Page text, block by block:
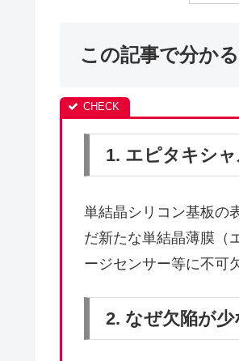
この記事で分か
1. エピタキシ
単結晶シリコン基板の
だ新たな単結晶薄膜（
ージセンサー等に不可
2. なぜ欠陥が